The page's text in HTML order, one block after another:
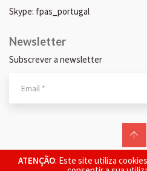
ATENÇÃO: Este site utiliza
Skype: fpas_portugal
Newsletter
Subscrever a newsletter
© 2026 FPAS. Todos os